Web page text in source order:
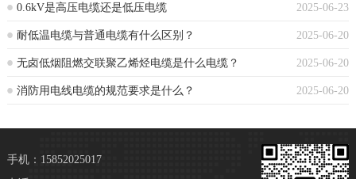
2025-06-23
0.6kV是高压电缆还是低压电缆
2025-06-20
耐低温电缆与普通电缆有什么区别？
2025-06-20
无卤低烟阻燃交联聚乙烯烃电缆是什么电缆？
2025-06-20
消防用电线电缆的规范要求是什么？
手机：15852025017